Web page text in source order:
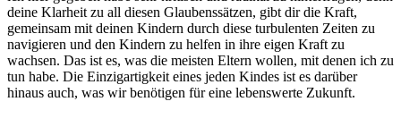
deine Klarheit zu all diesen Glaubenssätzen, gibt dir die Kraft,
gemeinsam mit deinen Kindern durch diese turbulenten Zeiten zu
navigieren und den Kindern zu helfen in ihre eigen Kraft zu
wachsen. Das ist es, was die meisten Eltern wollen, mit denen ich zu
tun habe. Die Einzigartigkeit eines jeden Kindes ist es darüber
hinaus auch, was wir benötigen für eine lebenswerte Zukunft.